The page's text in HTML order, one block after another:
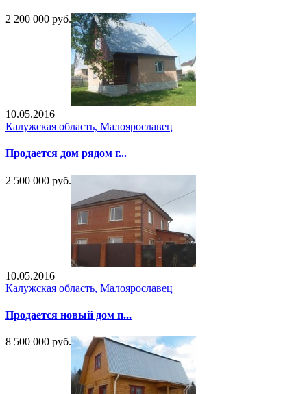
2 200 000 руб.
10.05.2016
Калужская область, Малоярославец
Продается дом рядом г...
2 500 000 руб.
10.05.2016
Калужская область, Малоярославец
Продается новый дом п...
8 500 000 руб.